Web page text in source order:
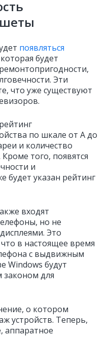
появляться
будет
Эти
что уже существуют
по шкале от A до
и количество
того, появятся
и
будет указан рейтинг
входят
но не
Это
в настоящее время
с выдвижным
Windows будут
законом для
о котором
устройств. Теперь,
аппаратное